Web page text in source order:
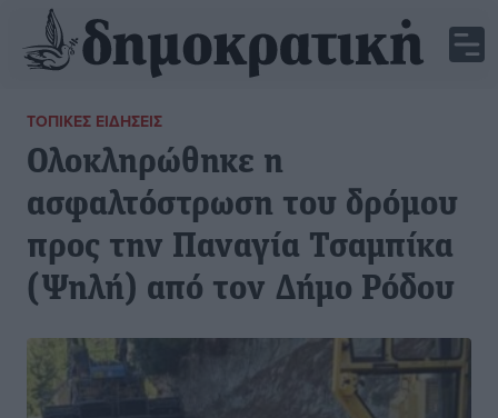
ΤΟΠΙΚΈΣ ΕΙΔΉΣΕΙΣ
Ολοκληρώθηκε η
ασφαλτόστρωση του δρόμου
προς την Παναγία Τσαμπίκα
(Ψηλή) από τον Δήμο Ρόδου